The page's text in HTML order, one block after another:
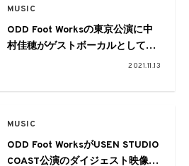
MUSIC
ODD Foot Worksの東京公演に中
村佳穂がゲストボーカルとして出
2021.11.13
MUSIC
ODD Foot WorksがUSEN STUDIO
COAST公演のダイジェスト映像を